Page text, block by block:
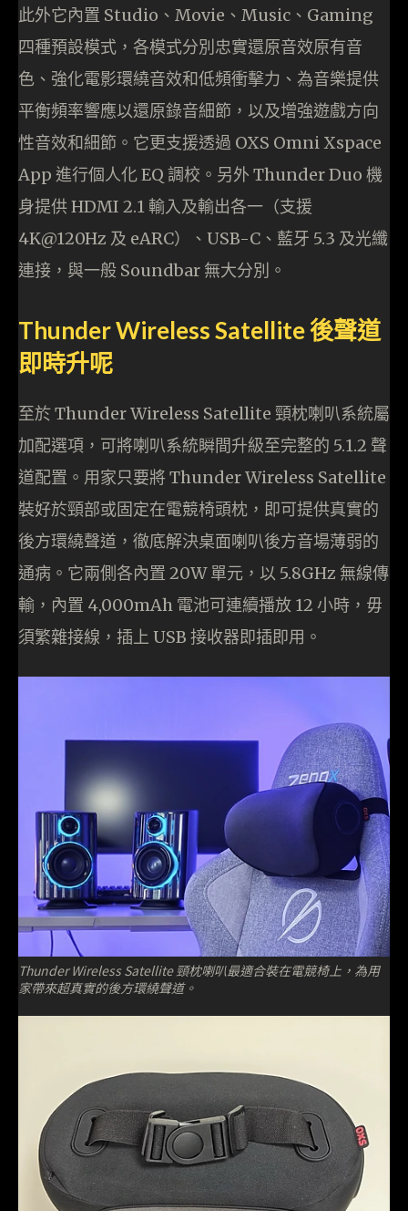
此外它內置 Studio、Movie、Music、Gaming
四種預設模式，各模式分別忠實還原音效原有音
色、強化電影環繞音效和低頻衝擊力、為音樂提供
平衡頻率響應以還原錄音細節，以及增強遊戲方向
性音效和細節。它更支援透過 OXS Omni Xspace
App 進行個人化 EQ 調校。另外 Thunder Duo 機
身提供 HDMI 2.1 輸入及輸出各一（支援
4K@120Hz 及 eARC）、USB-C、藍牙 5.3 及光纖
連接，與一般 Soundbar 無大分別。
Thunder Wireless Satellite 後聲道
即時升呢
至於 Thunder Wireless Satellite 頸枕喇叭系統屬
加配選項，可將喇叭系統瞬間升級至完整的 5.1.2 聲
道配置。用家只要將 Thunder Wireless Satellite
裝好於頸部或固定在電競椅頭枕，即可提供真實的
後方環繞聲道，徹底解決桌面喇叭後方音場薄弱的
通病。它兩側各內置 20W 單元，以 5.8GHz 無線傳
輸，內置 4,000mAh 電池可連續播放 12 小時，毋
須繁雜接線，插上 USB 接收器即插即用。
Thunder Wireless Satellite 頸枕喇叭最適合裝在電競椅上，為用
家帶來超真實的後方環繞聲道。